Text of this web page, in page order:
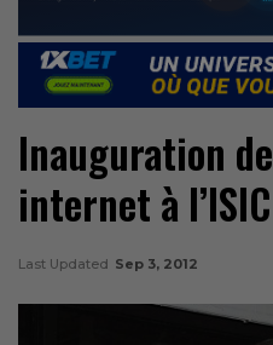
Inauguration
internet à
Last Updated Sep 3, 2012